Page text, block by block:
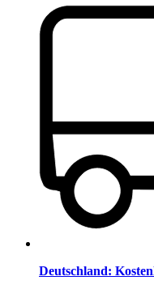
Deutschland: